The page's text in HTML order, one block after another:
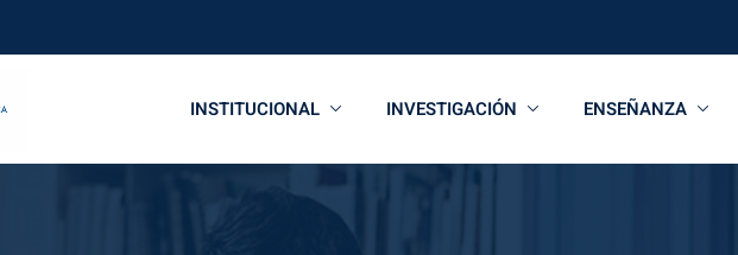
INSTITUCIONAL INVESTIGACIÓN ENSEÑANZA